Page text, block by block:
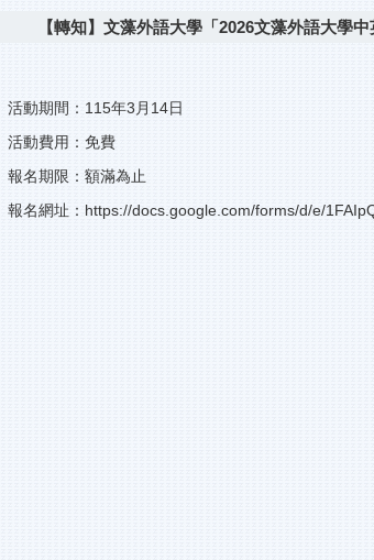
【轉知】文藻外語大學「2026文藻外語大學中
活動期間：115年3月14日
活動費用：免費
報名期限：額滿為止
報名網址： https://docs.google.com/forms/d/e/